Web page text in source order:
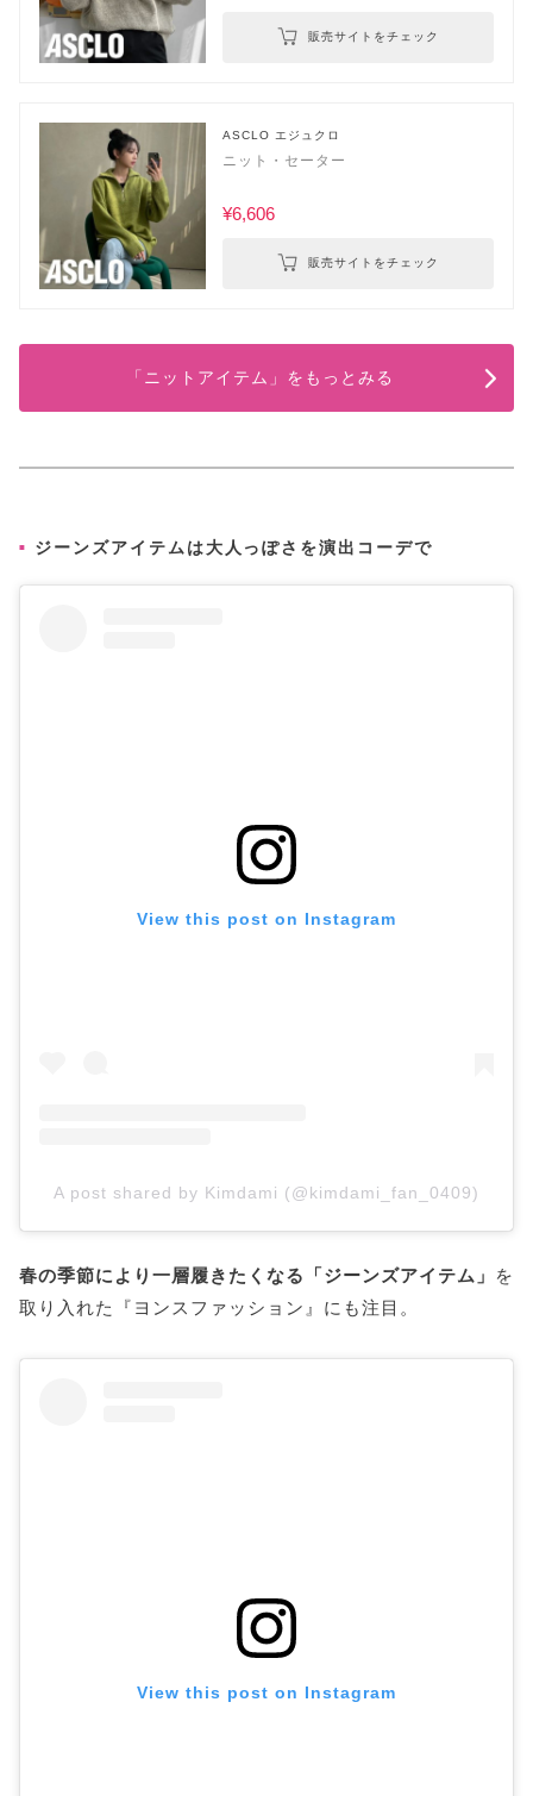
販売サイトをチェック
ASCLO エジュクロ
ニット・セーター
¥6,606
販売サイトをチェック
「ニットアイテム」をもっとみる
ジーンズアイテムは大人っぽさを演出コーデで
View this post on Instagram
A post shared by Kimdami (@kimdami_fan_0409)
春の季節により一層履きたくなる「ジーンズアイテム」
を
取り入れた『ヨンスファッション』にも注目。
View this post on Instagram